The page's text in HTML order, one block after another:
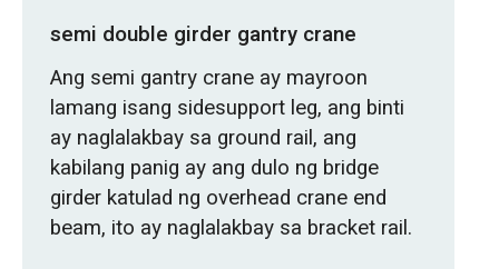
semi double girder gantry crane
Ang semi gantry crane ay mayroon
lamang isang sidesupport leg, ang binti
ay naglalakbay sa ground rail, ang
kabilang panig ay ang dulo ng bridge
girder katulad ng overhead crane end
beam, ito ay naglalakbay sa bracket rail.